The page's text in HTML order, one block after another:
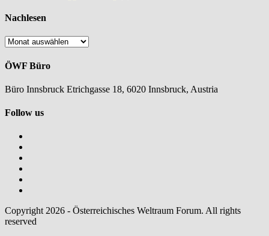
Nachlesen
Nachlesen
ÖWF Büro
Büro Innsbruck Etrichgasse 18, 6020 Innsbruck, Austria
Follow us
Copyright 2026 - Österreichisches Weltraum Forum. All rights
reserved